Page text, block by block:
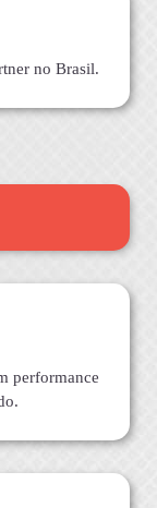
no Brasil.
performance